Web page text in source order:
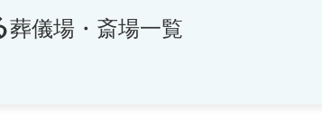
葬儀場・斎場一覧